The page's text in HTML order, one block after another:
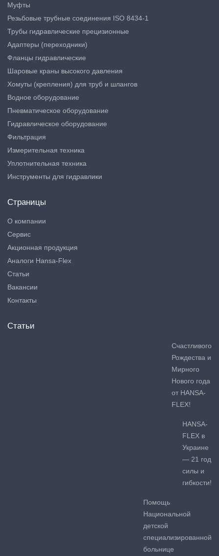
Муфты
Резьбовые трубные соединения ISO 8434-1
Трубы гидравлические прецизионные
Адаптеры (переходники)
Фланцы гидравлические
Шаровые краны высокого давления
Хомуты (крепления) для труб и шлангов
Водное оборудование
Пневматическое оборудование
Гидравлическое оборудование
Фильтрация
Измерительная техника
Уплотнительная техника
Инструменты для гидравлики
Страницы
О компании
Сервис
Акционная продукция
Аналоги Hansa-Flex
Статьи
Вакансии
Контакты
Статьи
Счастливого
Рождества и
Мирного
Нового года
от HANSA-
FLEX!
HANSA-
FLEX в
Украине
— 21 год
силы и
гибкости!
Помощь
Национальной
детской
специализированной
больнице